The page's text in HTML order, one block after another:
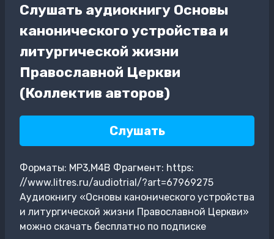
Слушать аудиокнигу Основы
канонического устройства и
литургической жизни
Православной Церкви
(Коллектив авторов)
Слушать
Форматы: MP3,M4B Фрагмент: https:
//www.litres.ru/audiotrial/?art=67969275
Аудиокнигу «Основы канонического устройства
и литургической жизни Православной Церкви»
можно скачать бесплатно по подписке